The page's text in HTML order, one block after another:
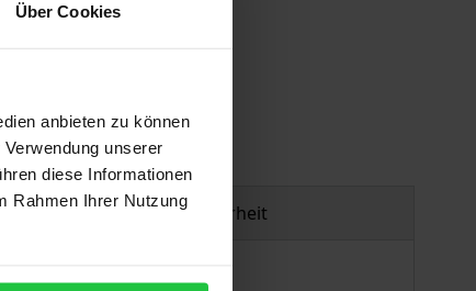
Über Cookies
anbieten zu können
unserer
diese Informationen
Rahmen Ihrer Nutzung
Produktsicherheit